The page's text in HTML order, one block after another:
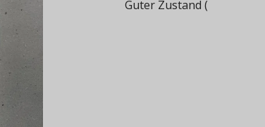
Guter Zustand (